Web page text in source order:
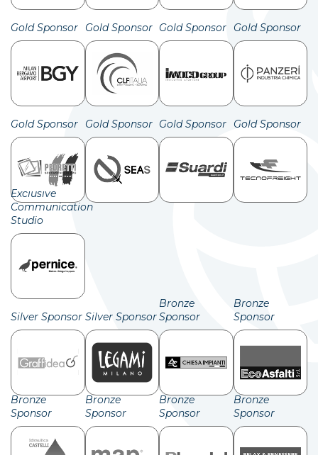
Gold Sponsor Gold Sponsor Gold Sponsor Gold Sponsor
Gold Sponsor Gold Sponsor Gold Sponsor Gold Sponsor
Exclusive
Communication
Studio
Silver Sponsor Silver Sponsor
Bronze
Sponsor
Bronze
Sponsor
Bronze
Sponsor
Bronze
Sponsor
Bronze
Sponsor
Bronze
Sponsor